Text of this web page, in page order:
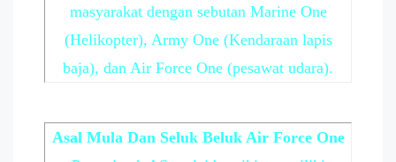
masyarakat dengan sebutan Marine One
(Helikopter), Army One (Kendaraan lapis
baja), dan Air Force One (pesawat udara).
Asal Mula Dan Seluk Beluk Air Force One